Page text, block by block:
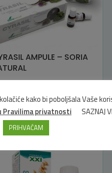
AMPULE – SORIA
DODAJ U KOŠARICU
RASPRODANO
kako bi poboljšala Vaše
Pravilima privatnosti SAZNAJ
PRIHVAĆAM